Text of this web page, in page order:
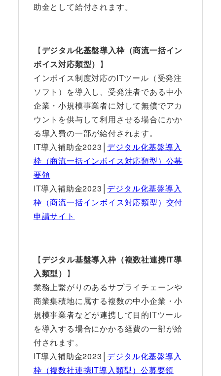
助金として給付されます。
【デジタル化基盤導入枠（商流一括イン
ボイス対応類型） 】
インボイス制度対応のITツール（受発注
ソフト）を導入し、受発注者である中小
企業・小規模事業者に対して無償でアカ
ウントを供与して利用させる場合にかか
る導入費の一部が給付されます。
IT導入補助金2023│ デジタル化基盤導入
枠（商流一括インボイス対応類型）公募
要領
IT導入補助金2023│ デジタル化基盤導入
枠（商流一括インボイス対応類型）交付
申請サイト
【デジタル基盤導入枠（複数社連携IT導
入類型） 】
業務上繋がりのあるサプライチェーンや
商業集積地に属する複数の中小企業・小
規模事業者などが連携して目的ITツール
を導入する場合にかかる経費の一部が給
付されます。
IT導入補助金2023│ デジタル化基盤導入
枠（複数社連携IT導入類型）公募要領